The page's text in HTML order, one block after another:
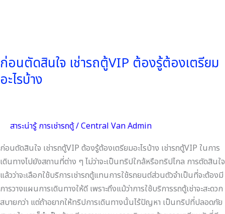
ก่อนตัดสินใจ เช่ารถตู้VIP ต้องรู้ต้องเตรียม
อะไรบ้าง
สาระน่ารู้ การเช่ารถตู้/Central Van Admin
ก่อนตัดสินใจ เช่ารถตู้VIP ต้องรู้ต้องเตรียมอะไรบ้าง เช่ารถตู้VIP ในการ
เดินทางไปยังสถานที่ต่าง ๆ ไม่ว่าจะเป็นทริปใกล้หรือทริปไกล การตัดสินใจ
แล้วว่าจะเลือกใช้บริการเช่ารถตู้แทนการใช้รถยนต์ส่วนตัวจำเป็นที่จะต้องมี
การวางแผนการเดินทางให้ดี เพราะถึงแม้ว่าการใช้บริการรถตู้เช่าจะสะดวก
สบายกว่า แต่ถ้าอยากให้ทริปการเดินทางนั้นไร้ปัญหา เป็นทริปที่ปลอดภัย